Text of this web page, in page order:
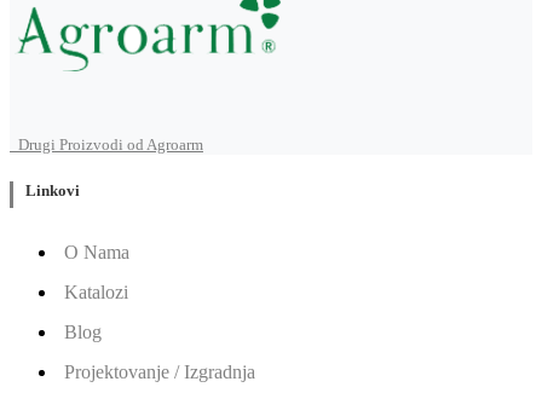
Drugi Proizvodi od Agroarm
Linkovi
O Nama
Katalozi
Blog
Projektovanje / Izgradnja